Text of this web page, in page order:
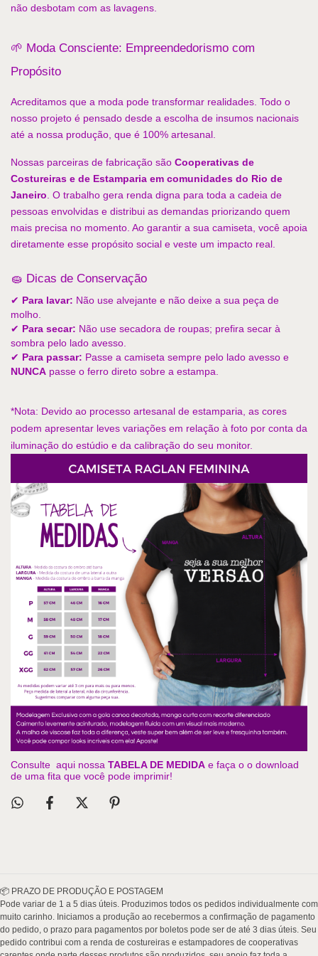
não desbotam com as lavagens.
🌱 Moda Consciente: Empreendedorismo com
Propósito
Acreditamos que a moda pode transformar realidades. Todo o
nosso projeto é pensado desde a escolha de insumos nacionais
até a nossa produção, que é 100% artesanal.
Nossas parceiras de fabricação são Cooperativas de
Costureiras e de Estamparia em comunidades do Rio de
Janeiro . O trabalho gera renda digna para toda a cadeia de
pessoas envolvidas e distribui as demandas priorizando quem
mais precisa no momento. Ao garantir a sua camiseta, você apoia
diretamente esse propósito social e veste um impacto real.
🧽 Dicas de Conservação
✔ Para lavar: Não use alvejante e não deixe a sua peça de
molho.
✔ Para secar: Não use secadora de roupas; prefira secar à
sombra pelo lado avesso.
✔ Para passar:
NUNCA passe o ferro direto sobre a estampa.
*Nota: Devido ao processo artesanal de estamparia, as cores
podem apresentar leves variações em relação à foto por conta da
iluminação do estúdio e da calibração do seu monitor.
Consulte aqui nossa TABELA DE MEDIDA e faça o o download
de uma fita que você pode imprimir!